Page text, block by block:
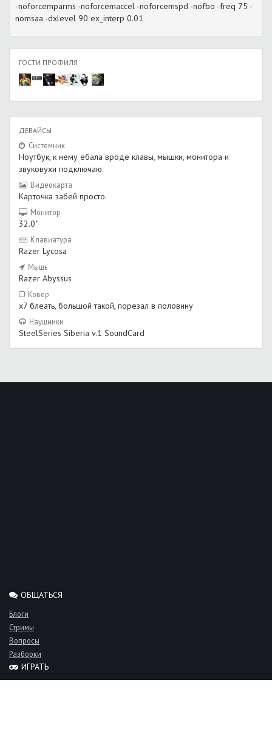
-noforcemparms -noforcemaccel -noforcemspd -nofbo -freq 75 -
nomsaa -dxlevel 90 ex_interp 0.01
ГОСТИ ПРОФИЛЯ
ДЕВАЙСЫ
Системник
Ноутбук, к нему ебала вроде клавы, мышки, монитора и
звуковухи подключаю.
Видеокарта
Карточка забей просто.
Монитор
32.0"
Клавиатура
Razer Lycosa
Мышь
Razer Abyssus
Ковер
x7 блеать, большой такой, порезал в половину
Наушники
SteelSeries Siberia v.1 SoundCard
ОБЩАТЬСЯ
Блоги
Стримы
Вопросы
Разборки
ИГРАТЬ